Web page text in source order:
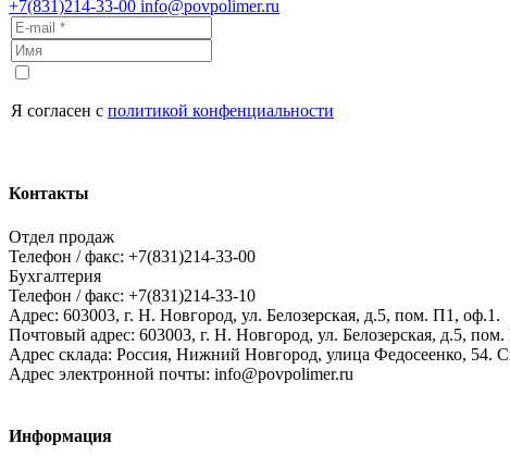
+7(831)214-33-00 info@povpolimer.ru
Я согласен с политикой конфенциальности
Контакты
Отдел продаж
Телефон / факс: +7(831)214-33-00
Бухгалтерия
Телефон / факс: +7(831)214-33-10
Адрес: 603003, г. Н. Новгород, ул. Белозерская, д.5, пом. П1, оф.1.
Почтовый адрес: 603003, г. Н. Новгород, ул. Белозерская, д.5,
Адрес склада: Россия, Нижний Новгород, улица Федосеенко, 54.
Адрес электронной почты: info@povpolimer.ru
Информация